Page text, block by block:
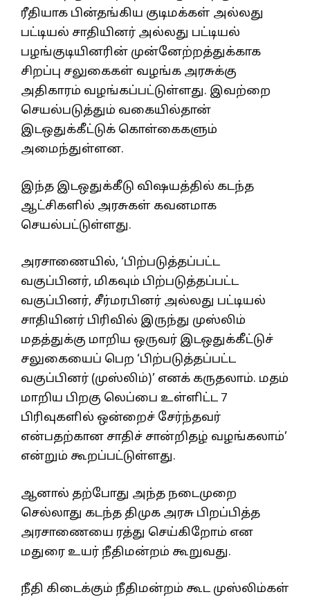
ரீதியாக பின்தங்கிய குடிமக்கள் அல்லது
பட்டியல் சாதியினர் அல்லது பட்டியல்
பழங்குடியினரின் முன்னேற்றத்துக்காக
சிறப்பு சலுகைகள் வழங்க அரசுக்கு
அதிகாரம் வழங்கப்பட்டுள்ளது. இவற்றை
செயல்படுத்தும் வகையில்தான்
இடஒதுக்கீட்டுக் கொள்கைகளும்
அமைந்துள்ளன.
இந்த இடஒதுக்கீடு விஷயத்தில் கடந்த
ஆட்சிகளில் அரசுகள் கவனமாக
செயல்பட்டுள்ளது.
அரசாணையில், ‘பிற்படுத்தப்பட்ட
வகுப்பினர், மிகவும் பிற்படுத்தப்பட்ட
வகுப்பினர், சீர்மரபினர் அல்லது பட்டியல்
சாதியினர் பிரிவில் இருந்து முஸ்லிம்
மதத்துக்கு மாறிய ஒருவர் இடஒதுக்கீட்டுச்
சலுகையைப் பெற ‘பிற்படுத்தப்பட்ட
வகுப்பினர் (முஸ்லிம்)’ எனக் கருதலாம். மதம்
மாறிய பிறகு லெப்பை உள்ளிட்ட 7
பிரிவுகளில் ஒன்றைச் சேர்ந்தவர்
என்பதற்கான சாதிச் சான்றிதழ் வழங்கலாம்’
என்றும் கூறப்பட்டுள்ளது.
ஆனால் தற்போது அந்த நடைமுறை
செல்லாது கடந்த திமுக அரசு பிறப்பித்த
அரசாணையை ரத்து செய்கிறோம் என
மதுரை உயர் நீதிமன்றம் கூறுவது.
நீதி கிடைக்கும் நீதிமன்றம் கூட முஸ்லிம்கள்